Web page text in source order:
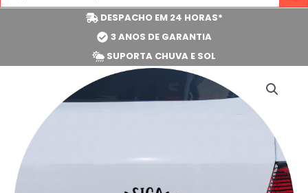
DESPACHO EM 24 HORAS*
3 ANOS DE GARANTIA
SUPORTA CHUVA E SOL